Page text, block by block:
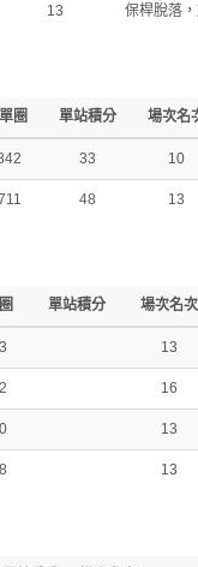
13 保桿脫落
圈 單站積分 場次名
33 10
48 13
單站積分 場次名次
13
16
13
13